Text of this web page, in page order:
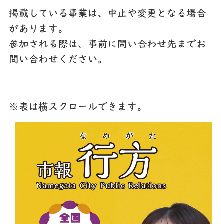
掲載している事業は、中止や変更となる場合
があります。
参加される際は、事前に問い合わせ先までお
問い合わせください。
※表は横スクロールできます。